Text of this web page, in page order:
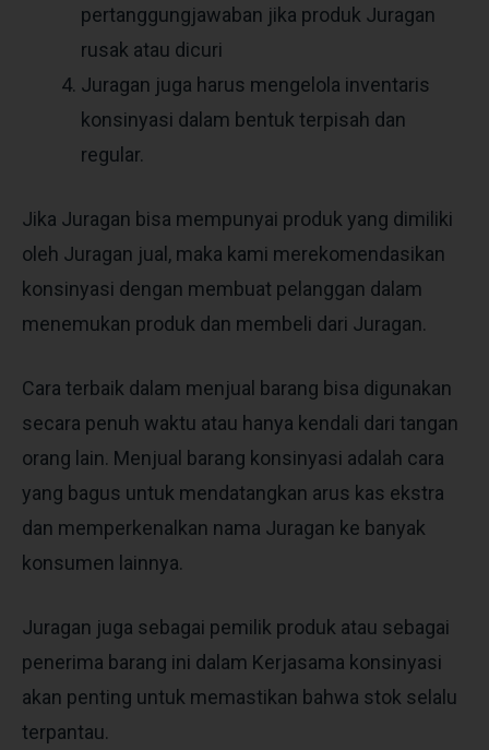
pertanggungjawaban jika produk Juragan
rusak atau dicuri
Juragan juga harus mengelola inventaris
konsinyasi dalam bentuk terpisah dan
regular.
Jika Juragan bisa mempunyai produk yang dimiliki
oleh Juragan jual, maka kami merekomendasikan
konsinyasi dengan membuat pelanggan dalam
menemukan produk dan membeli dari Juragan.
Cara terbaik dalam menjual barang bisa digunakan
secara penuh waktu atau hanya kendali dari tangan
orang lain. Menjual barang konsinyasi adalah cara
yang bagus untuk mendatangkan arus kas ekstra
dan memperkenalkan nama Juragan ke banyak
konsumen lainnya.
Juragan juga sebagai pemilik produk atau sebagai
penerima barang ini dalam Kerjasama konsinyasi
akan penting untuk memastikan bahwa stok selalu
terpantau.